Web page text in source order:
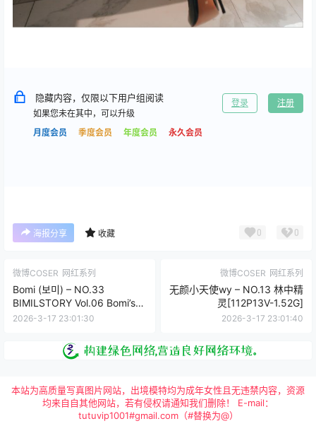
隐藏内容，仅限以下用户组阅读
如果您未在其中，可以升级
月度会员
季度会员 年度会员 永久会员
登录 注册
海报分享 收藏 0 0
微博COSER 网红系列
Bomi (보미) – NO.33
BIMILSTORY Vol.06 Bomi’s
revealing high-leg [70P-
2026-3-17 23:01:30
微博COSER 网红系列
无颜小天使wy – NO.13 林中精
灵[112P13V-1.52G]
2026-3-17 23:01:40
本站为高质量写真图片网站，出境模特均为成年女性且无违禁内容，资源
均来自自其他网站，若有侵权请通知我们删除！ E-mail：
tutuvip1001#gmail.com（#替换为@）